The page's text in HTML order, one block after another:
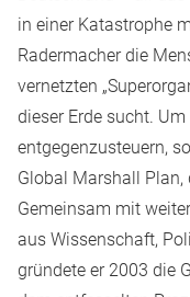
in einer Katastrophe
Radermacher die
vernetzten
dieser Erde sucht.
entgegenzusteuern,
Global Marshall
Gemeinsam mit
aus Wissenschaft,
gründete er 2003 die